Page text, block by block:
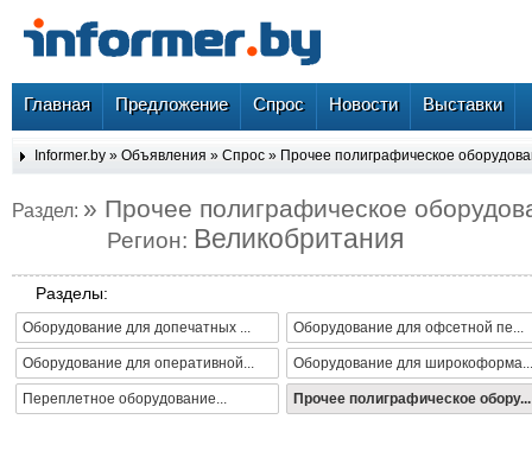
Главная Предложение Спрос Новости Выставки
Informer.by » Объявления » Спрос » Прочее полиграфическое
Раздел: » Прочее полиграфическое
Регион: Великобритания
Разделы:
Оборудование для допечатных ... Оборудование для офсетной пе...
Оборудование для оперативной... Оборудование для широкоформа...
Переплетное оборудование... Прочее полиграфическое обору...